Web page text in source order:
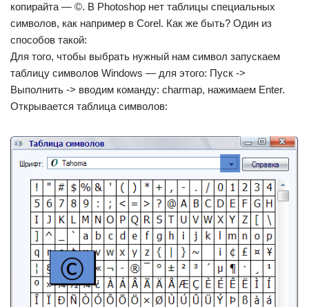
копирайта — ©. В Photoshop нет таблицы специальных
символов, как например в Corel. Как же быть? Один из
способов такой:
Для того, чтобы выбрать нужный нам символ запускаем
таблицу символов Windows — для этого: Пуск ->
Выполнить -> вводим команду: charmap, нажимаем Enter.
Открывается таблица символов: